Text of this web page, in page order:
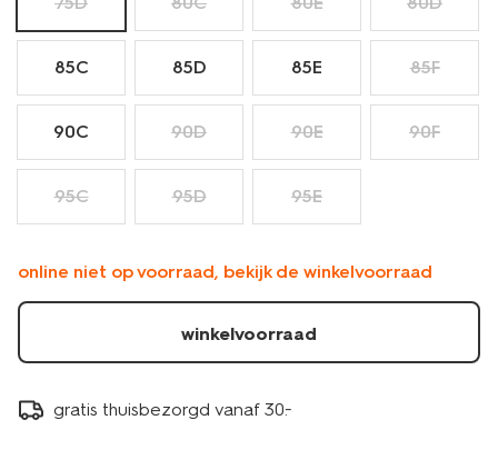
85C 85D 85E 85F
90C 90D 90E 90F
95C 95D 95E
online niet op voorraad, bekijk de winkelvoorraad
winkelvoorraad
gratis thuisbezorgd vanaf 30.-